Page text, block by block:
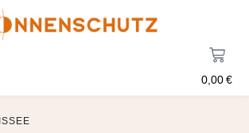
0,00€